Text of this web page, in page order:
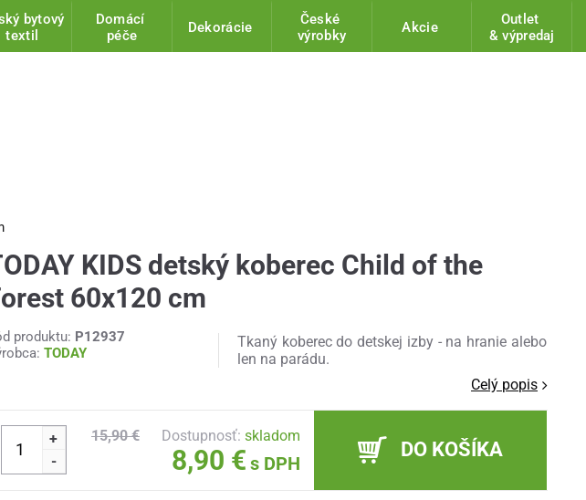
bytový
textil
Domácí
péče
Dekorácie
České
výrobky
Akcie
Outlet
& výpredaj
KIDS detský koberec Child of the
60x120 cm
produktu: P12937
TODAY
Tkaný koberec do detskej izby - na hranie alebo
len na parádu.
Celý popis
+
-
15,90 € Dostupnosť: skladom
8,90 € s DPH
DO KOŠÍKA